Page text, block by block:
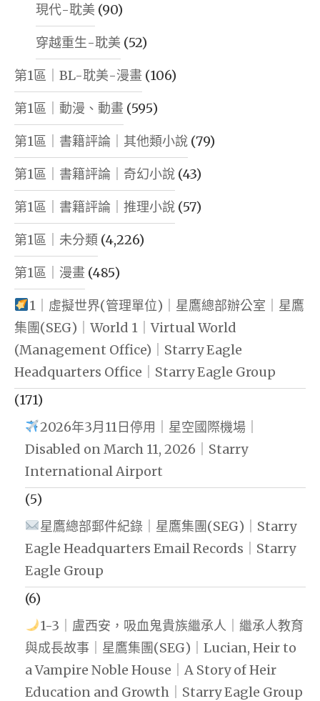
現代-耽美 (90)
穿越重生-耽美 (52)
第1區｜BL-耽美-漫畫 (106)
第1區｜動漫、動畫 (595)
第1區｜書籍評論｜其他類小說 (79)
第1區｜書籍評論｜奇幻小說 (43)
第1區｜書籍評論｜推理小說 (57)
第1區｜未分類 (4,226)
第1區｜漫畫 (485)
1｜虛擬世界(管理單位)｜星鷹總部辦公室｜星鷹
集團(SEG)｜World 1｜Virtual World
(Management Office)｜Starry Eagle
Headquarters Office｜Starry Eagle Group
(171)
2026年3月11日停用｜星空國際機場｜
Disabled on March 11, 2026｜Starry
International Airport
(5)
星鷹總部郵件紀錄｜星鷹集團(SEG)｜Starry
Eagle Headquarters Email Records｜Starry
Eagle Group
(6)
1-3｜盧西安，吸血鬼貴族繼承人｜繼承人教育
與成長故事｜星鷹集團(SEG)｜Lucian, Heir to
a Vampire Noble House｜A Story of Heir
Education and Growth｜Starry Eagle Group